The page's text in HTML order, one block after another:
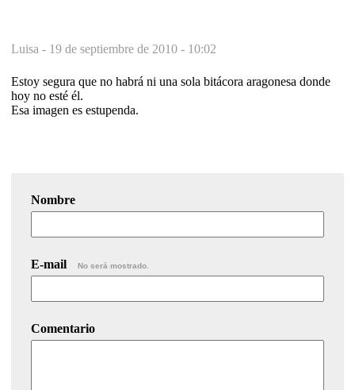
Luisa - 19 de septiembre de 2010 - 10:02
Estoy segura que no habrá ni una sola bitácora aragonesa donde
hoy no esté él.
Esa imagen es estupenda.
Nombre
E-mail No será mostrado.
Comentario